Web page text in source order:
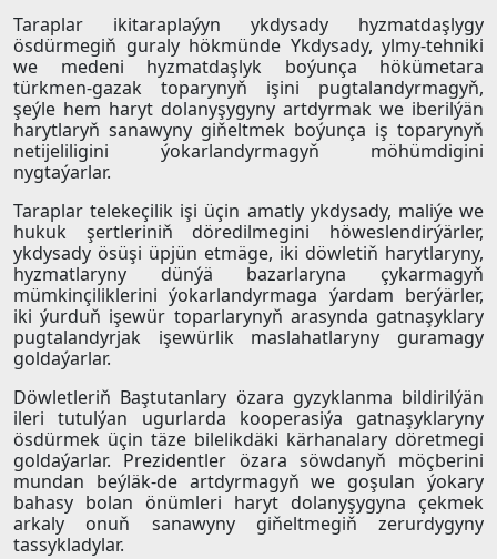
Taraplar ikitaraplaýyn ykdysady hyzmatdaşlygy
ösdürmegiň guraly hökmünde Ykdysady, ylmy-tehniki
we medeni hyzmatdaşlyk boýunça hökümetara
türkmen-gazak toparynyň işini pugtalandyrmagyň,
şeýle hem haryt dolanyşygyny artdyrmak we iberilýän
harytlaryň sanawyny giňeltmek boýunça iş toparynyň
netijeliligini ýokarlandyrmagyň möhümdigini
nygtaýarlar.
Taraplar telekeçilik işi üçin amatly ykdysady, maliýe we
hukuk şertleriniň döredilmegini höweslendirýärler,
ykdysady ösüşi üpjün etmäge, iki döwletiň harytlaryny,
hyzmatlaryny dünýä bazarlaryna çykarmagyň
mümkinçiliklerini ýokarlandyrmaga ýardam berýärler,
iki ýurduň işewür toparlarynyň arasynda gatnaşyklary
pugtalandyrjak işewürlik maslahatlaryny guramagy
goldaýarlar.
Döwletleriň Baştutanlary özara gyzyklanma bildirilýän
ileri tutulýan ugurlarda kooperasiýa gatnaşyklaryny
ösdürmek üçin täze bilelikdäki kärhanalary döretmegi
goldaýarlar. Prezidentler özara söwdanyň möçberini
mundan beýläk-de artdyrmagyň we goşulan ýokary
bahasy bolan önümleri haryt dolanyşygyna çekmek
arkaly onuň sanawyny giňeltmegiň zerurdygyny
tassykladylar.